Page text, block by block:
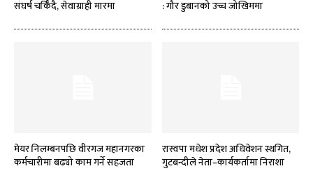
संघर्ष चर्किँदै, सेवाग्राही मारमा
: गौर डुबानको उच्च जोखिममा
मेयर निलम्बनपछि वीरगज महानगरका
कर्मचारीमा बढ्यो काम गर्ने सहजता
रास्वपा मधेश प्रदेश अधिवेशन स्थगित,
गुटबन्दीले नेता–कार्यकर्तामा निराशा